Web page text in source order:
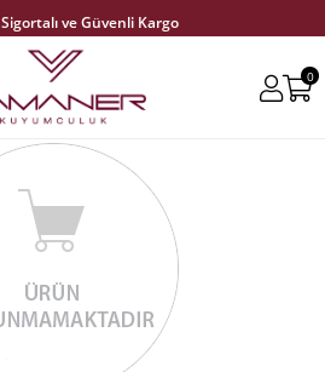
Sigortalı ve Güvenli Kargo
0